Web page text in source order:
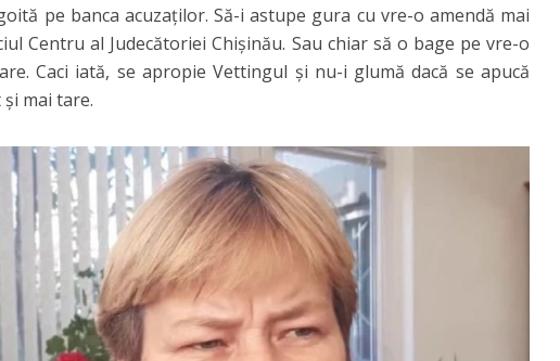
pe banca acuzaţilor. Să-i astupe gura cu vre-o amendă mai
Centru al Judecătoriei Chişinău. Sau chiar să o bage pe vre-o
Caci iată, se apropie Vettingul şi nu-i glumă dacă se apucă
mai tare.